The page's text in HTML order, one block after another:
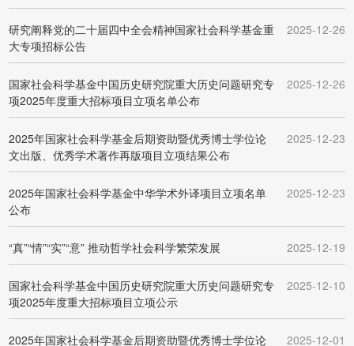
研究阐释党的二十届四中全会精神国家社会科学基金重
大专项招标公告
2025-12-26
国家社会科学基金中国历史研究院重大历史问题研究专
项2025年度重大招标项目立项名单公布
2025-12-26
2025年国家社会科学基金后期资助暨优秀博士学位论
文出版、优秀学术著作再版项目立项结果公布
2025-12-23
2025年国家社会科学基金中华学术外译项目立项名单
公布
2025-12-23
“真”“情”“实”“意” 推动哲学社会科学繁荣发展 2025-12-19
国家社会科学基金中国历史研究院重大历史问题研究专
项2025年度重大招标项目立项公示
2025-12-10
2025年国家社会科学基金后期资助暨优秀博士学位论 2025-12-01